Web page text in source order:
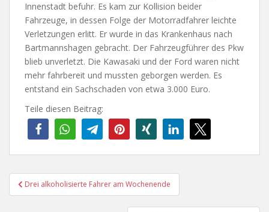
Innenstadt befuhr. Es kam zur Kollision beider
Fahrzeuge, in dessen Folge der Motorradfahrer leichte
Verletzungen erlitt. Er wurde in das Krankenhaus nach
Bartmannshagen gebracht. Der Fahrzeugführer des Pkw
blieb unverletzt. Die Kawasaki und der Ford waren nicht
mehr fahrbereit und mussten geborgen werden. Es
entstand ein Sachschaden von etwa 3.000 Euro.
Teile diesen Beitrag:
Beitragsnavigation
Drei alkoholisierte Fahrer am Wochenende